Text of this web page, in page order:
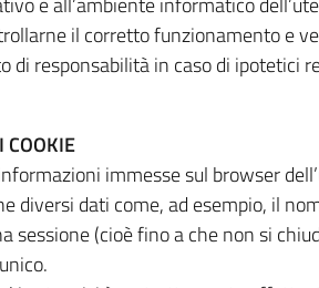
il corretto funzionamento e
di responsabilità in caso di ipotetici
COOKIE
immesse sul browser
diversi dati come, ad esempio, il
sessione (cioè fino a che non si